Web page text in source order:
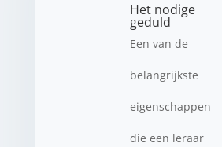
Het nodige
geduld
Een van de
belangrijkste
eigenschappen
die een leraar